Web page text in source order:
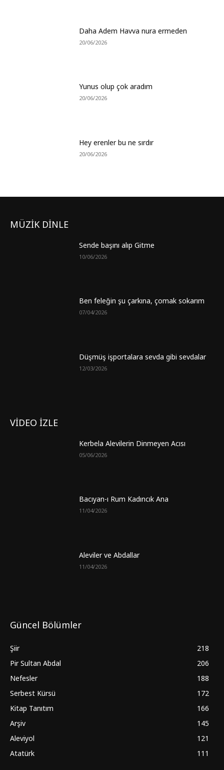
Daha Adem Havva nura ermeden
20/06/2026
Yunus olup çok aradım
20/06/2026
Hey erenler bu ne sırdır
20/06/2026
MÜZİK DİNLE
Sende başını alıp Gitme
10/06/2026
Ben feleğin şu çarkına, çomak sokarım
07/04/2026
Düşmüş işportalara sevda gibi sevdalar
12/03/2026
VİDEO İZLE
Kerbela Alevilerin Dinmeyen Acısı
05/06/2026
Bacıyan-ı Rum Kadıncık Ana
11/04/2026
Aleviler ve Abdallar
11/04/2026
Güncel Bölümler
Şiir
218
Pir Sultan Abdal
206
Nefesler
188
Serbest Kürsü
172
Kitap Tanıtım
166
Arşiv
145
Aleviyol
121
Atatürk
111